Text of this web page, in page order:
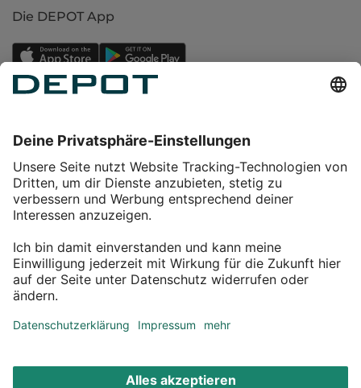
Die DEPOT App
Service
Über DEPOT
Kontakt